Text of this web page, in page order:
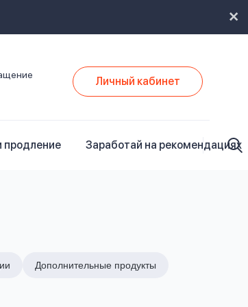
Личный кабинет
продление Заработай на рекомендациях
Дополнительные продукты